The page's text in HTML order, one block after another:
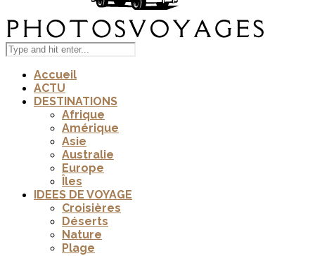
Accueil
ACTU
DESTINATIONS
Afrique
Amérique
Asie
Australie
Europe
Îles
IDEES DE VOYAGE
Croisières
Déserts
Nature
Plage